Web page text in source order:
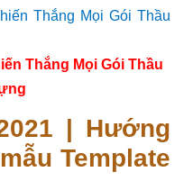
Thắng Mọi Gói Thầu
| Hướng
Template